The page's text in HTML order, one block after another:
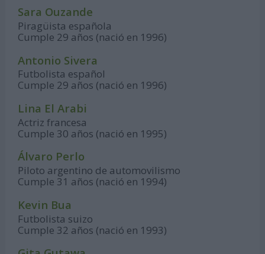
Sara Ouzande
Piragüista española
Cumple 29 años (nació en 1996)
Antonio Sivera
Futbolista español
Cumple 29 años (nació en 1996)
Lina El Arabi
Actriz francesa
Cumple 30 años (nació en 1995)
Álvaro Perlo
Piloto argentino de automovilismo
Cumple 31 años (nació en 1994)
Kevin Bua
Futbolista suizo
Cumple 32 años (nació en 1993)